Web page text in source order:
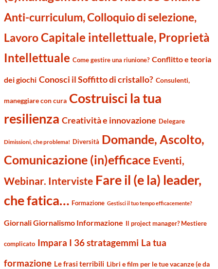
Anti-curriculum, Colloquio di selezione,
LavoroCapitale intellettuale, Proprietà
Intellettuale Come gestire una riunione? Conflitto e teoria
dei giochi Conosci il Soffitto di cristallo? Consulenti,
maneggiare con cura Costruisci la tua
resilienza Creatività e innovazione Delegare
Dimissioni, che problema! Diversità Domande, Ascolto,
Comunicazione (in)efficace Eventi,
Webinar. Interviste Fare il (e la) leader,
che fatica… Formazione Gestisci il tuo tempo efficacemente?
Giornali Giornalismo Informazione Il project manager? Mestiere
complicato Impara I 36 stratagemmi La tua
formazione Le frasi terribili Libri e film per le tue vacanze (e da